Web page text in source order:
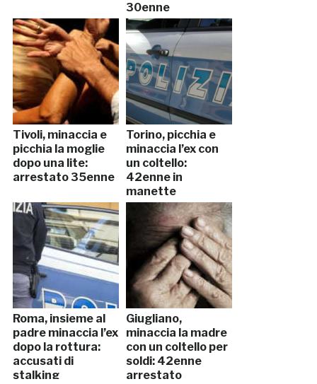
30enne
Tivoli, minaccia e
picchia la moglie
dopo una lite:
arrestato 35enne
Torino, picchia e
minaccia l’ex con
un coltello:
42enne in
manette
Roma, insieme al
padre minaccia l’ex
dopo la rottura:
accusati di
stalking
Giugliano,
minaccia la madre
con un coltello per
soldi: 42enne
arrestato